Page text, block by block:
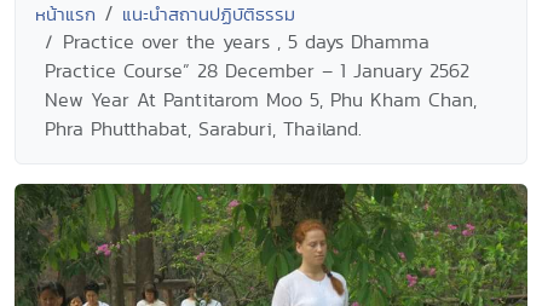
หน้าแรก แนะนำสถานปฏิบัติธรรม
Practice over the years , 5 days Dhamma
Practice Course” 28 December – 1 January 2562
New Year At Pantitarom Moo 5, Phu Kham Chan,
Phra Phutthabat, Saraburi, Thailand.